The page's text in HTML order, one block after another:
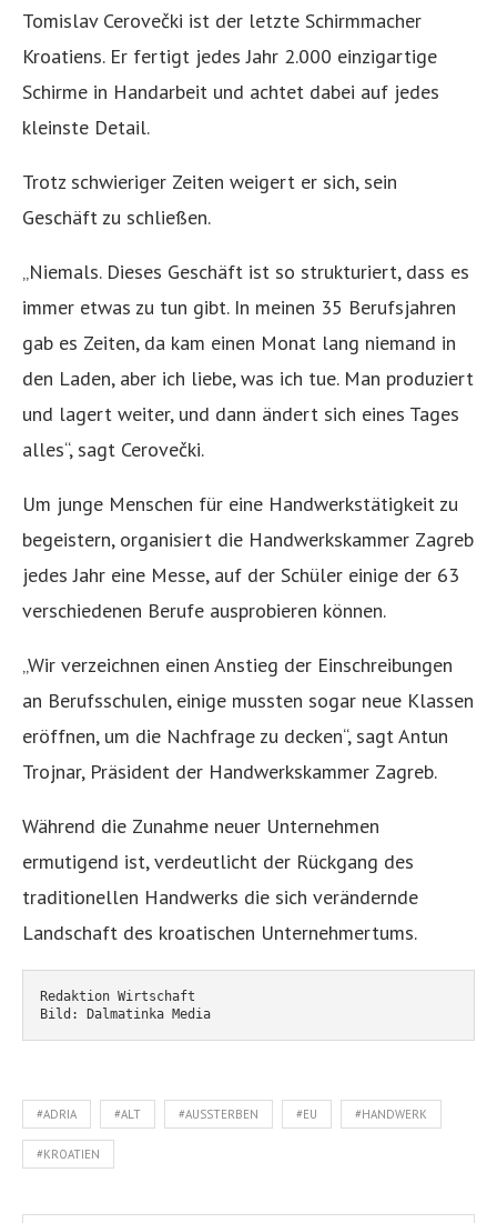
Tomislav Cerovečki ist der letzte Schirmmacher
Kroatiens. Er fertigt jedes Jahr 2.000 einzigartige
Schirme in Handarbeit und achtet dabei auf jedes
kleinste Detail.
Trotz schwieriger Zeiten weigert er sich, sein
Geschäft zu schließen.
„Niemals. Dieses Geschäft ist so strukturiert, dass es
immer etwas zu tun gibt. In meinen 35 Berufsjahren
gab es Zeiten, da kam einen Monat lang niemand in
den Laden, aber ich liebe, was ich tue. Man produziert
und lagert weiter, und dann ändert sich eines Tages
alles“, sagt Cerovečki.
Um junge Menschen für eine Handwerkstätigkeit zu
begeistern, organisiert die Handwerkskammer Zagreb
jedes Jahr eine Messe, auf der Schüler einige der 63
verschiedenen Berufe ausprobieren können.
„Wir verzeichnen einen Anstieg der Einschreibungen
an Berufsschulen, einige mussten sogar neue Klassen
eröffnen, um die Nachfrage zu decken“, sagt Antun
Trojnar, Präsident der Handwerkskammer Zagreb.
Während die Zunahme neuer Unternehmen
ermutigend ist, verdeutlicht der Rückgang des
traditionellen Handwerks die sich verändernde
Landschaft des kroatischen Unternehmertums.
Redaktion Wirtschaft
Bild: Dalmatinka Media
#ADRIA #ALT #AUSSTERBEN #EU #HANDWERK
#KROATIEN